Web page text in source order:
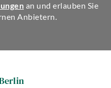
an und erlauben Sie
Anbietern.